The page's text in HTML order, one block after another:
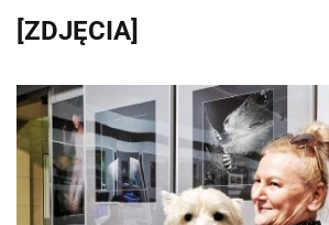
[ZDJĘCIA]